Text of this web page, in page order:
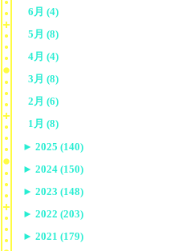
6月 (4)
5月 (8)
4月 (4)
3月 (8)
2月 (6)
1月 (8)
► 2025 (140)
► 2024 (150)
► 2023 (148)
► 2022 (203)
► 2021 (179)